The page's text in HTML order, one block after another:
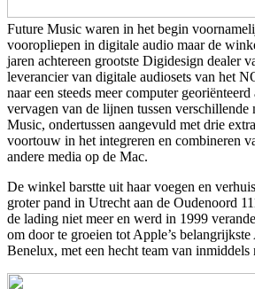
Future Music waren in het begin
vooropliepen in digitale audio maar de
jaren achtereen grootste Digidesign dealer
leverancier van digitale audiosets van het
naar een steeds meer computer
vervagen van de lijnen tussen verschillende
Music, ondertussen aangevuld met drie
voortouw in het integreren en combineren
andere media op de Mac.
De winkel barstte uit haar voegen en
groter pand in Utrecht aan de Oudenoord
de lading niet meer en werd in 1999
om door te groeien tot Apple’s
Benelux, met een hecht team van inmiddels